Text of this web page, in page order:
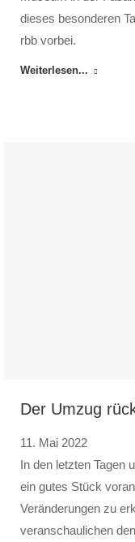
dieses besonderen
rbb vorbei.
Weiterlesen...
Der Umzug
11. Mai 2022
In den letzten Tagen
ein gutes Stück
Ver­änderungen zu
ver­anschau­lichen